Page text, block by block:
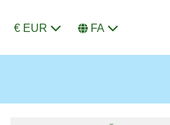
€ EUR FA